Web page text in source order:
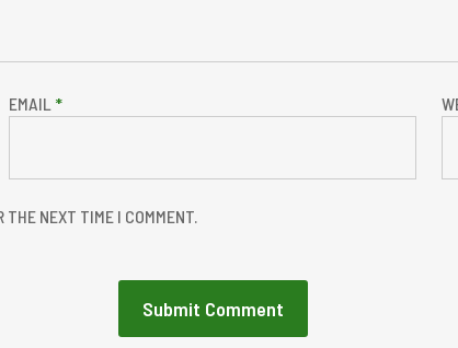
EMAIL *
THE NEXT TIME I COMMENT.